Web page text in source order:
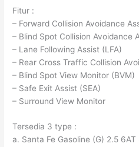
Fitur :
– Forward Collision Avoidance
– Blind Spot Collision Avoidance
– Lane Following Assist (LFA)
– Rear Cross Traffic Collision
– Blind Spot View Monitor (BVM)
– Safe Exit Assist (SEA)
– Surround View Monitor
Tersedia 3 type :
a. Santa Fe Gasoline (G) 2.5